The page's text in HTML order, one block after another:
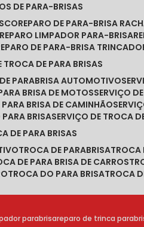
DE PARA-BRISAS
REPARO DE PARA-BRISA
REPARO LIMPADOR PARA-BRISA
REPARO DE PARA-BRISA TRINCADO
TROCA DE PARA BRISAS
DE PARABRISA AUTOMOTIVO
BRISA DE MOTOS SERVIÇO
PARA BRISA DE CAMINHÃO
PARA BRISA SERVIÇO DE TROCA
DE PARA BRISAS
TROCA DE PARABRISA
DE PARA BRISA DE CARROS
TROCA DO PARA BRISA TROCA
parabrisareparo de trinca